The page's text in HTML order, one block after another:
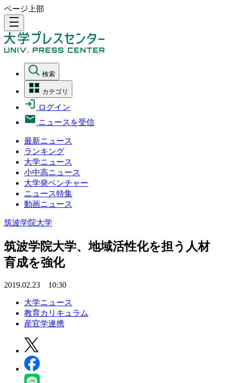
ページ上部
density_medium
検索
カテゴリ
ログイン
ニュースを受信
最新ニュース
ランキング
大学ニュース
小中高ニュース
大学発ベンチャー
ニュース特集
動画ニュース
筑波学院大学
筑波学院大学、地域活性化を担う人材
育成を強化
2019.02.23 10:30
大学ニュース
教育カリキュラム
産官学連携